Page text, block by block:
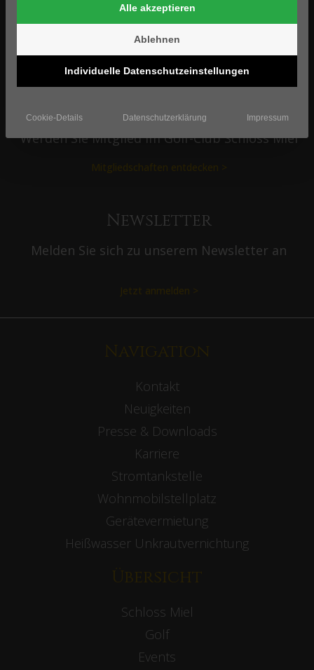
Zum Social Stream >
Mitglied werden
Werden Sie Mitglied im Golf-Club Schloss Miel
Newsletter
Melden Sie sich zu unserem Newsletter an
Jetzt anmelden >
Navigation
Kontakt
Neuigkeiten
Presse & Downloads
Karriere
Stromtankstelle
Wohnmobilstellplatz
Gerätevermietung
Heißwasser Unkrautvernichtung
Übersicht
Schloss Miel
Golf
Events
Alle akzeptieren
Ablehnen
Individuelle Datenschutzeinstellungen
Cookie-Details Datenschutzerklärung Impressum